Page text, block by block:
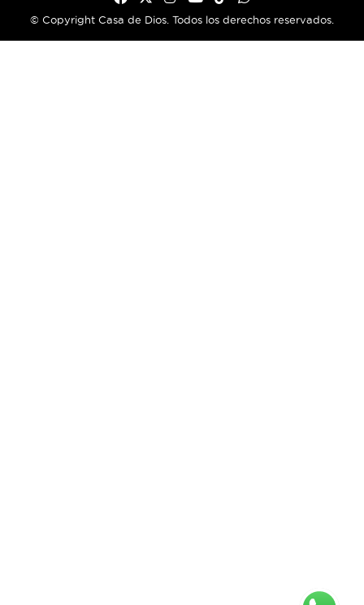
© Copyright Casa de Dios. Todos los derechos reservados.